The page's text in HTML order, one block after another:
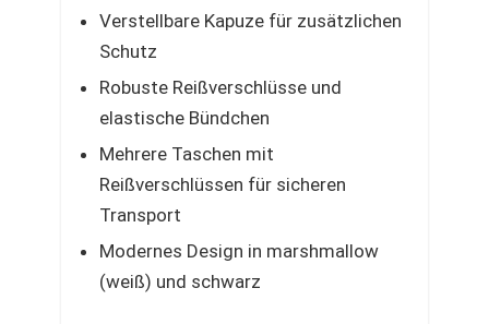
Verstellbare Kapuze für zusätzlichen
Schutz
Robuste Reißverschlüsse und
elastische Bündchen
Mehrere Taschen mit
Reißverschlüssen für sicheren
Transport
Modernes Design in marshmallow
(weiß) und schwarz